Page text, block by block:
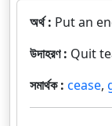
অর্থ : Put an
উদাহরণ : Quit
সমার্থক : cease,